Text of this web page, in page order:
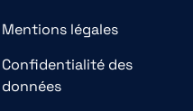
Mentions légales
Confidentialité des
données